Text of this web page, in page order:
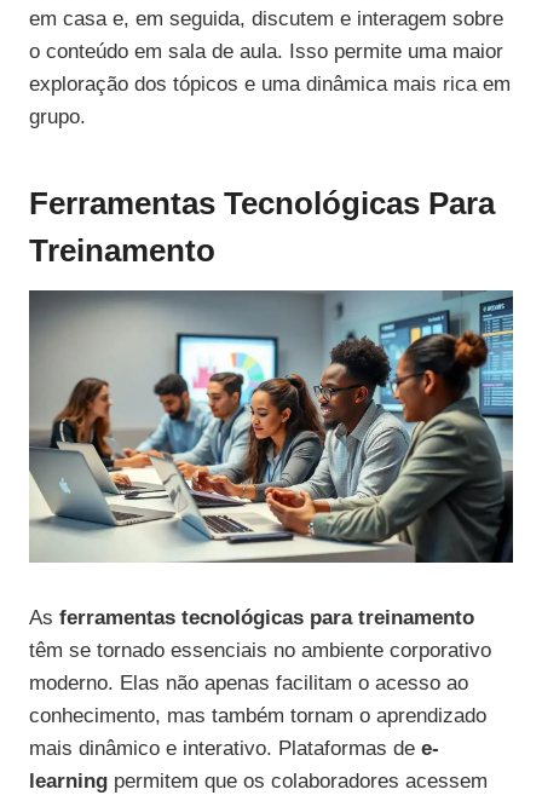
em casa e, em seguida, discutem e interagem sobre
o conteúdo em sala de aula. Isso permite uma maior
exploração dos tópicos e uma dinâmica mais rica em
grupo.
Ferramentas Tecnológicas Para
Treinamento
As ferramentas tecnológicas para treinamento
têm se tornado essenciais no ambiente corporativo
moderno. Elas não apenas facilitam o acesso ao
conhecimento, mas também tornam o aprendizado
mais dinâmico e interativo. Plataformas de e-
learning permitem que os colaboradores acessem